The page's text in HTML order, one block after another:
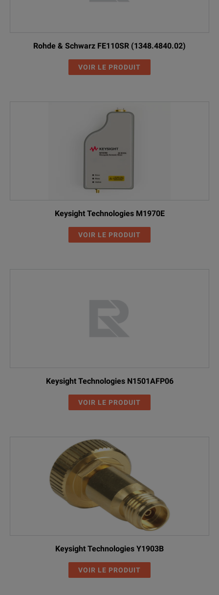
Rohde & Schwarz FE110SR (1348.4840.02)
VOIR LE PRODUIT
Keysight Technologies M1970E
VOIR LE PRODUIT
Keysight Technologies N1501AFP06
VOIR LE PRODUIT
Keysight Technologies Y1903B
VOIR LE PRODUIT